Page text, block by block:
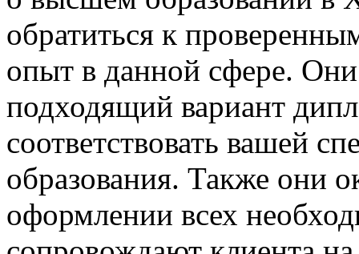
обратиться к
опыт в данной сфере.
подходящий вариант
соответствовать вашей
образования. Также они
оформлении всех